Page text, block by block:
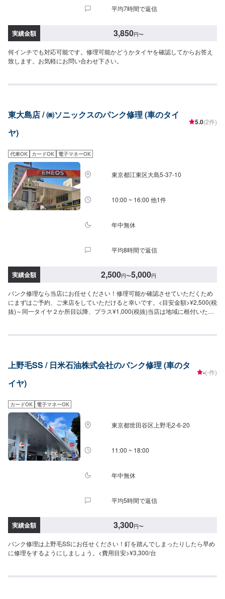
平均7時間で返信
実績金額 3,850円〜
何インチでも対応可能です。修理可能かどうかタイヤを確認してからお答え
致します。お気軽にお問い合わせ下さい。
東大島店 / ㈱ソニックスのパンク修理 (車のタイ
ヤ)
5.0(2件)
代車OK カードOK 電子マネーOK
東京都江東区大島5-37-10
10:00 ~ 16:00 他1件
年中無休
平均8時間で返信
実績金額 2,500円〜5,000円
パンク修理なら当店にお任せください！修理可能か確認させていただくため
にまずはご予約、ご来店をしていただけると幸いです。<目安金額>¥2,500(税
抜)～同一タイヤ２か所目以降、プラス¥1,000(税抜)当店は地域に根付いたガ
DLでBOXティッシュ１箱プレゼント中です！是非アプリDLして当店をお気に
上野毛SS / 日米石油株式会社のパンク修理 (車のタ
イヤ)
-(-件)
カードOK 電子マネーOK
東京都世田谷区上野毛2-6-20
11:00 ~ 18:00
年中無休
平均5時間で返信
実績金額 3,300円〜
パンク修理は上野毛SSにお任せください！釘を踏んでしまったりしたら早め
に修理をするようにしましょう。<費用目安>¥3,300/台